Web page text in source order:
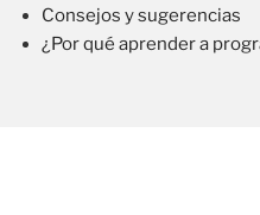
Consejos y sugerencias
¿Por qué aprender a